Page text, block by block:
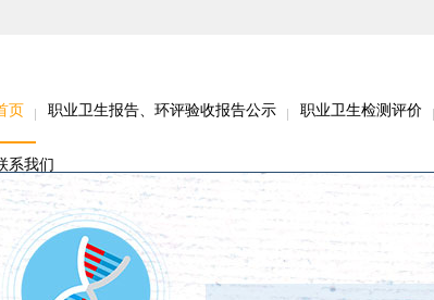
页 职业卫生报告、环评验收报告公示 职业卫生检测评价
系我们